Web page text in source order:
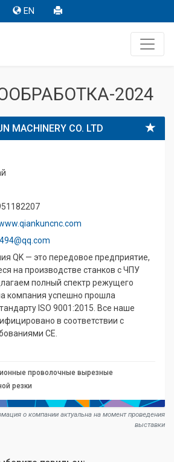
EN
2024
MACHINERY CO. LTD
QK — это передовое предприятие,
на производстве станков с ЧПУ
полный спектр режущего
компания успешно прошла
ISO 9001:2015. Все наше
в соответствии с
CE.
проволочные вырезные
резки
о компании актуальна на момент проведения
выставки